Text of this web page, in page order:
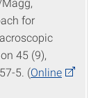
for
45 (9),
5. (Online